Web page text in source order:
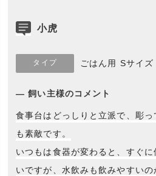
小虎
タイプ ごはん用 Sサイズ
― 飼い主様のコメント
食事台はどっしりと立派で、彫
も素敵です。
いつもは食器が変わると、すぐ
いですが、水飲みも飲みやすい